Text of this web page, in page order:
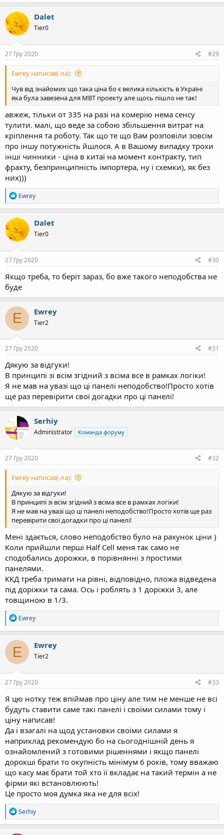
Dalet
Tier0
27 Гру 2020 #29
Ewrey написав(-ла):
Чув від знайомих що така ціна бо є велика кількість в Україні
яка була завезена для МВТ проекту але щось пішло не так!
авжеж, тільки от 335 на разі на комерію нема сенсу
тулити. малі, що веде за собою збільшення витрат на
кріплення та роботу. Так що те що Вам розповіли зовсім
про іншу потужність йшлося. А в Вашому випадку трохи
інші чинники - ціна в китаї на момент контракту, тип
фрахту, безпринципність імпортера, ну і схемки), як без
них)))
Р
е
а
к
і
ї
:
Ewrey
Dalet
Tier0
27 Гру 2020 #30
Якщо треба, то беріт зараз, бо вже такого неподобства не
буде
E Ewrey
Tier2
27 Гру 2020 #31
Дякую за відгуки!
В принципі зі всім згідний з всіма все в рамках логіки!
Я не мав на увазі що ці панелі неподобство!Просто хотів
ще раз перевірити свої догадки про ці панелі!
Serhiy
Administrator Команда форуму
27 Гру 2020 #32
Ewrey написав(-ла):
Дякую за відгуки!
В принципі зі всім згідний з всіма все в рамках логіки!
Я не мав на увазі що ці панелі неподобство!Просто хотів ще раз
перевірити свої догадки про ці панелі!
Мені здається, слово неподобство було на рахунок ціни )
Коли прийшли перші Half Cell меня так само не
сподобались дорожки, в порівнянні з простими
панелями.
ККД треба тримати на рівні, відповідно, пложа відведена
під доріжки та сама. Ось і роблять з 1 доріжки 3, але
товщиною в 1/3.
Р
е
а
к
ц
і
ї
:
Ewrey
E Ewrey
Tier2
27 Гру 2020 #33
Я цю нотку теж впіймав про ціну але тим не менше не всі
будуть ставити саме такі панелі і своїми силами тому і
ціну написав!
Да і взагалі на щод установки своїми силами я
наприклад рекомендую бо на сьогоднішній день я
ознайомлений з готовими рішеннями і якщо панелі
дорокші брати то окупність мінімум 6 років, тому вважаю
що касу має брати той хто її вкладає на такий термін а не
фірми які встановлюють!
Це просто моя думка яка не для всіх!
Р
е
а
Serhiy